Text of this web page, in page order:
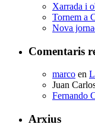
Xarrada i
Tornem a
Nova
Comentaris
marco en
Juan
Fernando
Arxius